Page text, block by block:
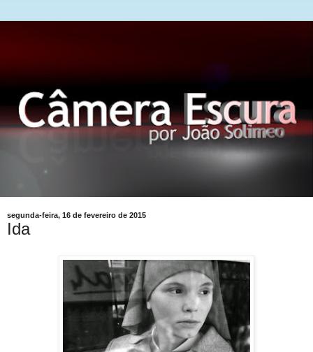
segunda-feira, 16 de fevereiro de 2015
Ida